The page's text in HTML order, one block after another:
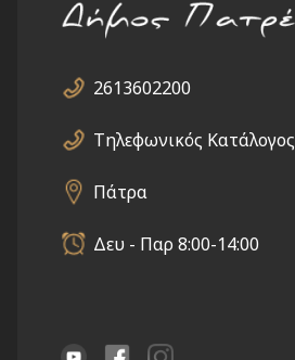
2613602200
Τηλεφωνικός Κατάλογος
Πάτρα
Δευ - Παρ 8:00-14:00